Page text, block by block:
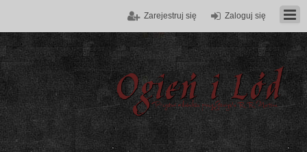
Zaloguj się
Zarejestruj się